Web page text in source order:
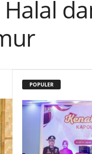
POPULER